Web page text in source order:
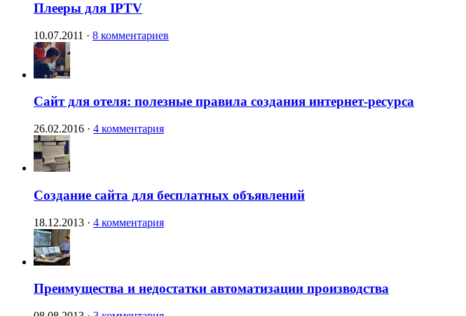
Плееры для IPTV
10.07.2011 · 8 комментариев
Сайт для отеля: полезные правила создания интернет-ресурса
26.02.2016 · 4 комментария
Создание сайта для бесплатных объявлений
18.12.2013 · 4 комментария
Преимущества и недостатки автоматизации производства